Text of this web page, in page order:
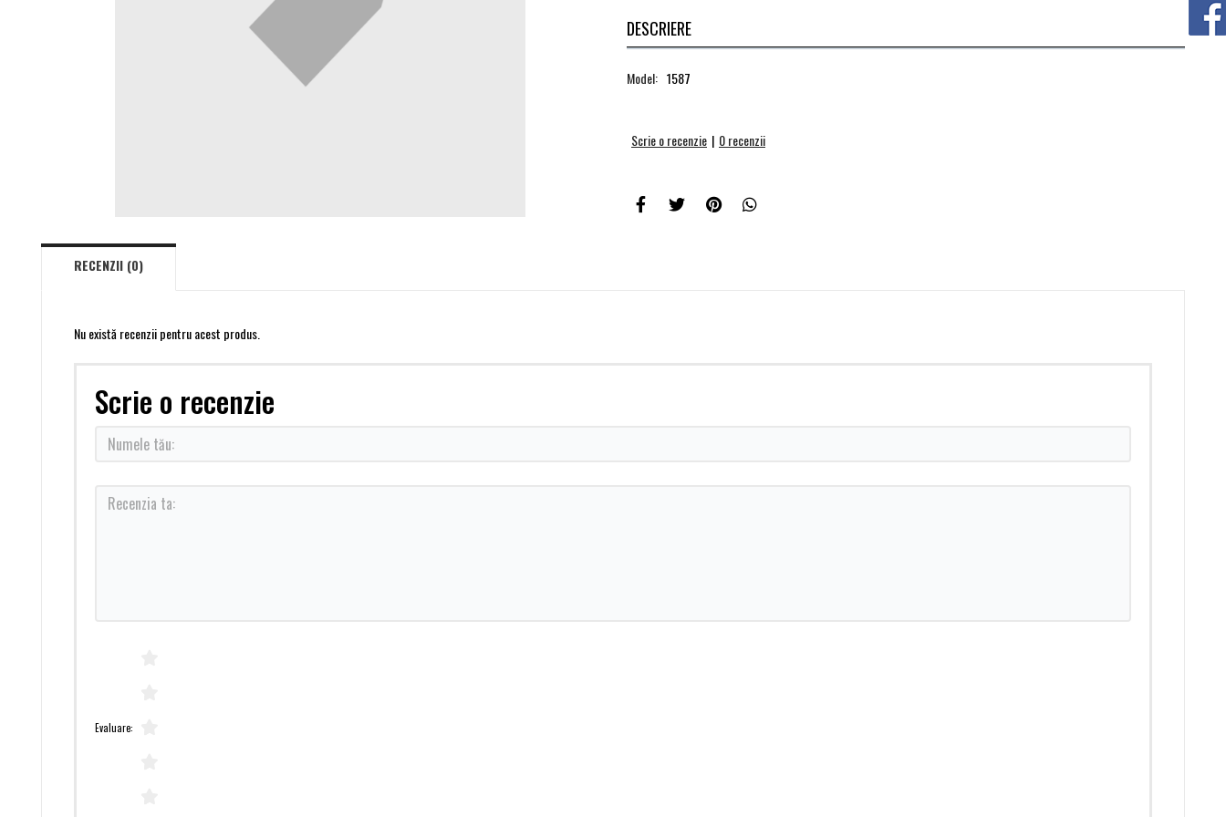
DESCRIERE
Model: 1587
Scrie o recenzie | 0 recenzii
RECENZII (0)
Nu există recenzii pentru acest produs.
Scrie o recenzie
Evaluare: